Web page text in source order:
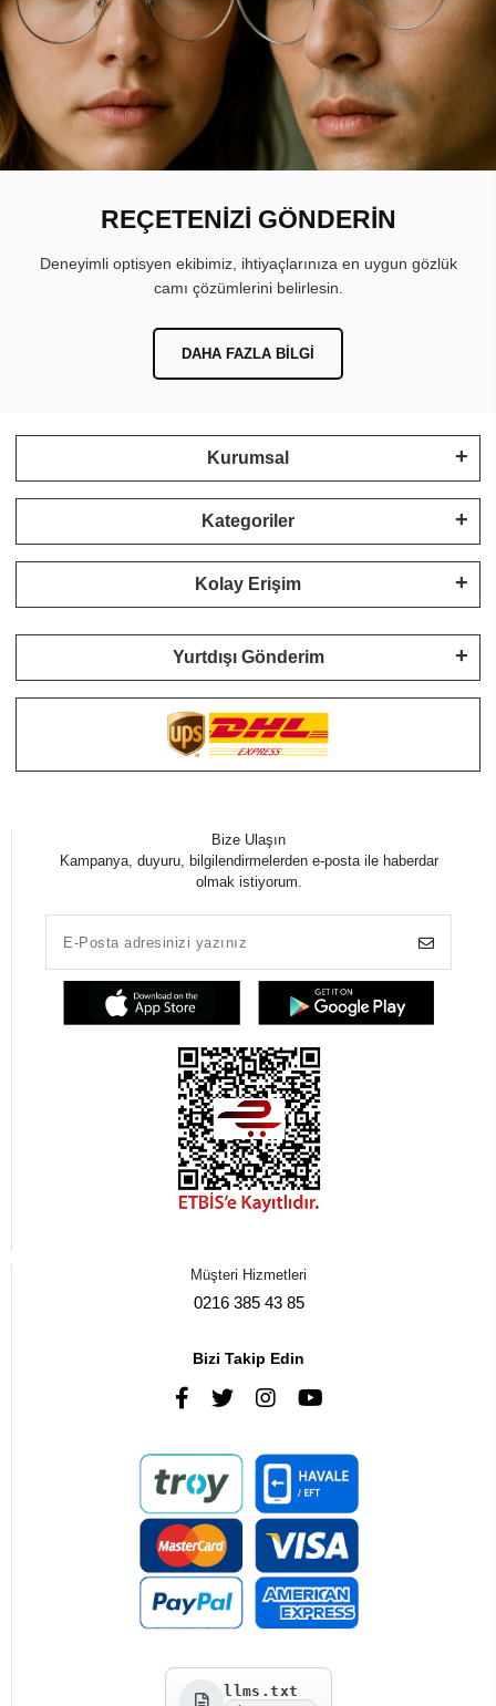
REÇETENİZİ GÖNDERİN
Deneyimli optisyen ekibimiz, ihtiyaçlarınıza en uygun gözlük
camı çözümlerini belirlesin.
DAHA FAZLA BILGI
Kurumsal
Kategoriler
Kolay Erişim
Yurtdışı Gönderim
Bize Ulaşın
Kampanya, duyuru, bilgilendirmelerden e-posta ile haberdar
olmak istiyorum.
Müşteri Hizmetleri
0216 385 43 85
Bizi Takip Edin
llms.txt